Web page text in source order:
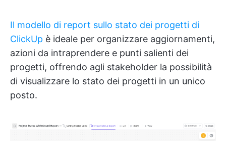
Il modello di report sullo stato dei progetti di
ClickUp è ideale per organizzare aggiornamenti,
azioni da intraprendere e punti salienti dei
progetti, offrendo agli stakeholder la possibilità
di visualizzare lo stato dei progetti in un unico
posto.